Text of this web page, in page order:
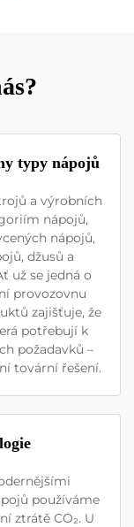
typy nápojů
a výrobních
nápojů,
nápojů,
džusů a
už se jedná o
provozovnu
zajišťuje, že
potřebují k
požadavků –
tovární řešení.
používáme
ztrátě CO₂. U